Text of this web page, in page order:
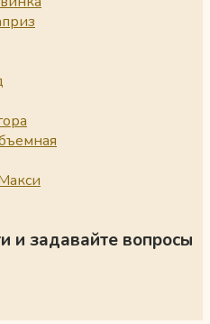
и задавайте вопросы